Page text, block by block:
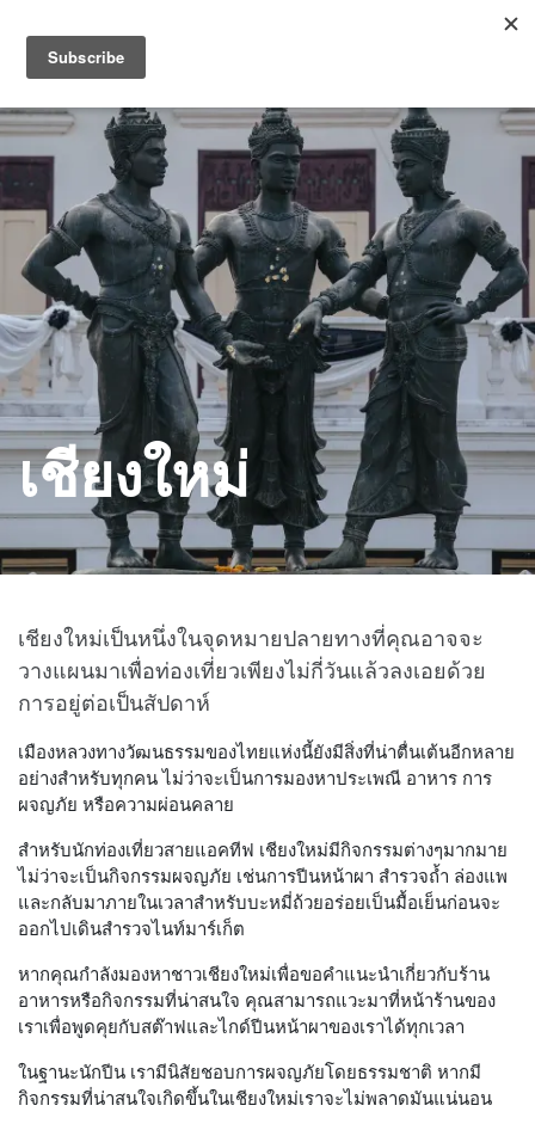
เชียงใหม่
เชียงใหม่เป็นหนึ่งในจุดหมายปลายทางที่คุณอาจจะ
วางแผนมาเพื่อท่องเที่ยวเพียงไม่กี่วันแล้วลงเอยด้วย
การอยู่ต่อเป็นสัปดาห์
เมืองหลวงทางวัฒนธรรมของไทยแห่งนี้ยังมีสิ่งที่น่าตื่นเต้นอีกหลาย
อย่างสำหรับทุกคน ไม่ว่าจะเป็นการมองหาประเพณี อาหาร การ
ผจญภัย หรือความผ่อนคลาย
สำหรับนักท่องเที่ยวสายแอคทีฟ เชียงใหม่มีกิจกรรมต่างๆมากมาย
ไม่ว่าจะเป็นกิจกรรมผจญภัย เช่นการปีนหน้าผา สำรวจถ้ำ ล่องแพ
และกลับมาภายในเวลาสำหรับบะหมี่ถ้วยอร่อยเป็นมื้อเย็นก่อนจะ
ออกไปเดินสำรวจไนท์มาร์เก็ต
หากคุณกำลังมองหาชาวเชียงใหม่เพื่อขอคำแนะนำเกี่ยวกับร้าน
อาหารหรือกิจกรรมที่น่าสนใจ คุณสามารถแวะมาที่หน้าร้านของ
เราเพื่อพูดคุยกับสต๊าฟและไกด์ปีนหน้าผาของเราได้ทุกเวลา
ในฐานะนักปีน เรามีนิสัยชอบการผจญภัยโดยธรรมชาติ หากมี
กิจกรรมที่น่าสนใจเกิดขึ้นในเชียงใหม่เราจะไม่พลาดมันแน่นอน